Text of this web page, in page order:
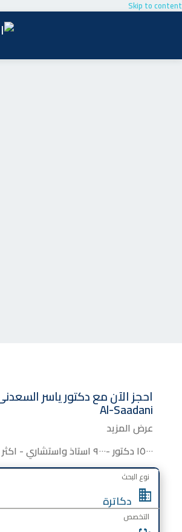
Skip to content
احجز الآن معدكتور
Al-Saadani
عرض المزيد
١٥٠٠٠ دكتور -٩٠٠٠ استاذ واستشاري - اكثر من ٤٠ تخصص
نوع البحث
التخصص